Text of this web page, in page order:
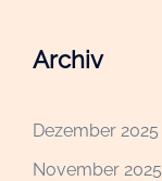
Archiv
Dezember 2025
November 2025